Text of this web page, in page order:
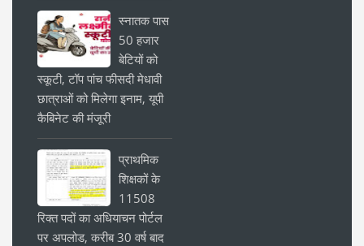
स्नातक पास
50 हजार
बेटियों को
स्कूटी, टॉप पांच फीसदी मेधावी
छात्राओं को मिलेगा इनाम, यूपी
कैबिनेट की मंजूरी
प्राथमिक
शिक्षकों के
11508
रिक्त पदों का अधियाचन पोर्टल
पर अपलोड, करीब 30 वर्ष बाद